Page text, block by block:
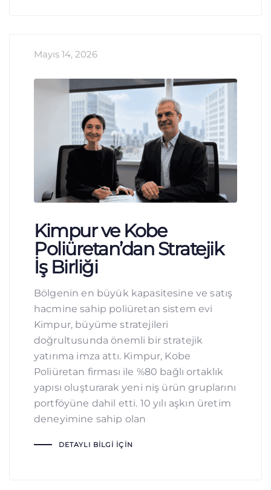
Mayıs 14, 2026
Kimpur ve Kobe
Poliüretan’dan Stratejik
İş Birliği
Bölgenin en büyük kapasitesine ve satış
hacmine sahip poliüretan sistem evi
Kimpur, büyüme stratejileri
doğrultusunda önemli bir stratejik
yatırıma imza attı. Kimpur, Kobe
Poliüretan firması ile %80 bağlı ortaklık
yapısı oluşturarak yeni niş ürün gruplarını
portföyüne dahil etti. 10 yılı aşkın üretim
deneyimine sahip olan
DETAYLI BILGI İÇIN